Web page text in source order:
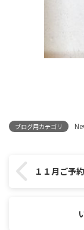
ブログ用カテゴリ
１１月ご予